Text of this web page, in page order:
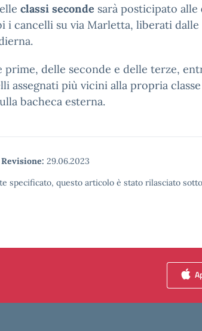
classi seconde sarà posticipato alle
i cancelli su via Marletta, liberati dalle
delle seconde e delle terze,
assegnati più vicini alla propria
bacheca esterna.
Revisione: 29.06.2023
specificato, questo articolo è stato rilasciato